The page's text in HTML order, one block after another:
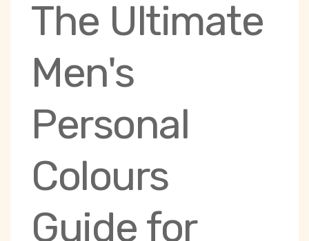
The Ultimate
Men's
Personal
Colours
Guide for